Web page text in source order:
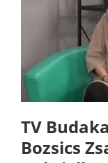
TV
Bozsics